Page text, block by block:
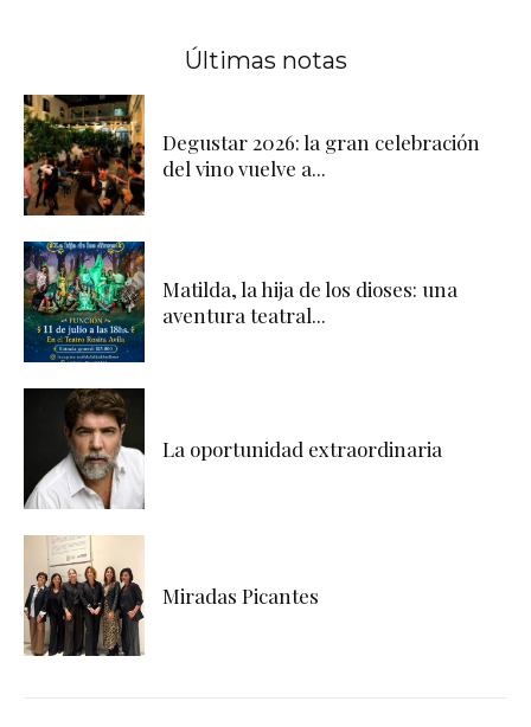
Últimas notas
Degustar 2026: la gran celebración
del vino vuelve a...
Matilda, la hija de los dioses: una
aventura teatral...
La oportunidad extraordinaria
Miradas Picantes